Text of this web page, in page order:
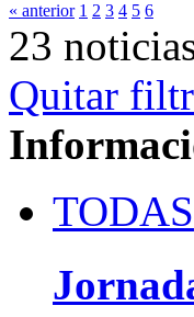
« anterior 1 2 3 4 5 6
23
Quitar
TODAS